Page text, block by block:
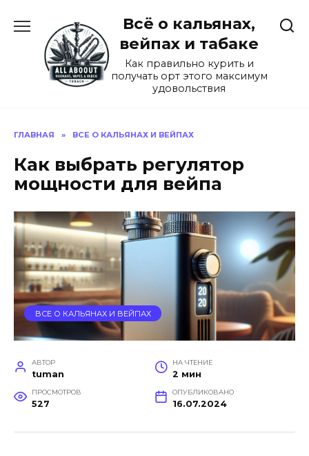
содержанию
Всё о кальянах,
вейпах и табаке
Как правильно курить и
получать орт этого максимум
удовольствия
ГЛАВНАЯ » ВСЕ О КАЛЬЯНАХ И ВЕЙПАХ
Как выбрать регулятор
мощности для вейпа
ВСЕ О КАЛЬЯНАХ И ВЕЙПАХ
АВТОР
tuman
НА ЧТЕНИЕ
2 мин
ПРОСМОТРОВ
527
ОПУБЛИКОВАНО
16.07.2024